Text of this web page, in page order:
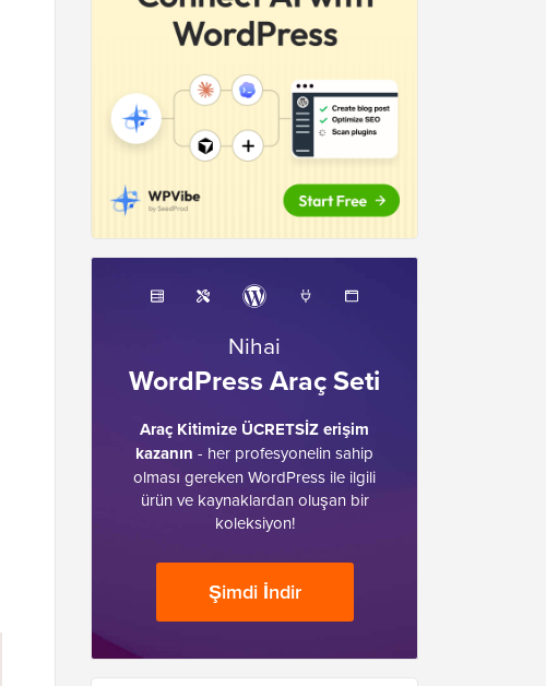
Nihai
WordPress Araç Seti
Araç Kitimize ÜCRETSİZ erişim
kazanın - her profesyonelin sahip
olması gereken WordPress ile ilgili
ürün ve kaynaklardan oluşan bir
koleksiyon!
Şimdi İndir